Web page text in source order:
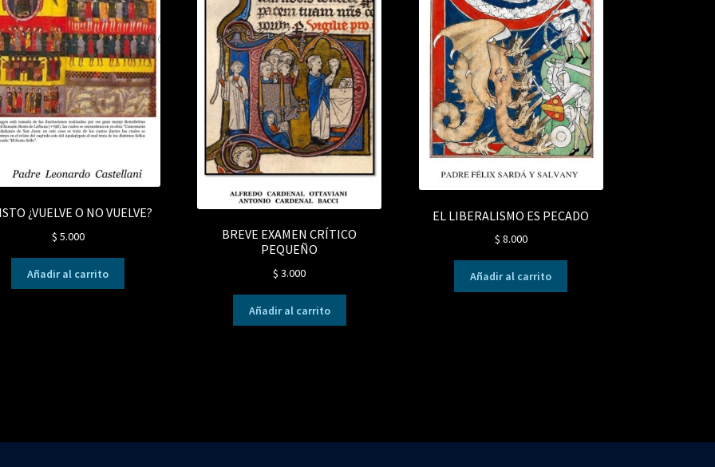
¿VUELVE O NO VUELVE?
$ 5.000
Añadir al carrito
BREVE EXAMEN CRÍTICO
PEQUEÑO
$ 3.000
Añadir al carrito
EL LIBERALISMO ES PECADO
$ 8.000
Añadir al carrito